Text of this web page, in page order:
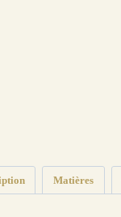
Matières